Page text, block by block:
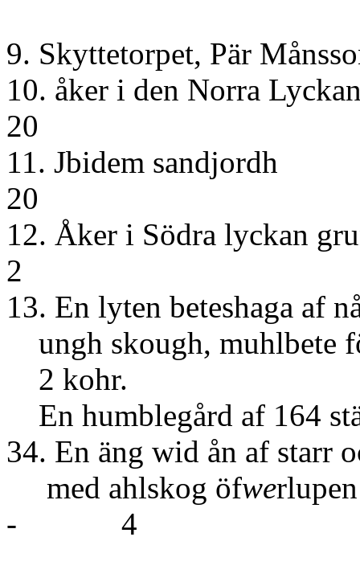
9. Skyttetorpet, Pär
10. åker i den
20
11.
20
12. Åker i Södra
2
13. En lyten beteshaga af
ungh skough, muhlbete
2 kohr.
En humblegård af 164
34. En äng wid ån af starr
med ahlskog öfwe
- 4